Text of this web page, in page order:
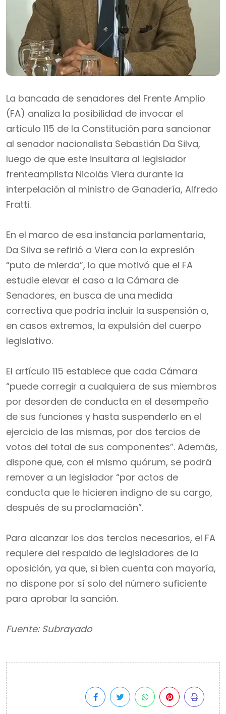
La bancada de senadores del Frente Amplio
(FA) analiza la posibilidad de invocar el
artículo 115 de la Constitución para sancionar
al senador nacionalista Sebastián Da Silva,
luego de que este insultara al legislador
frenteamplista Nicolás Viera durante la
interpelación al ministro de Ganadería, Alfredo
Fratti.
En el marco de esa instancia parlamentaria,
Da Silva se refirió a Viera con la expresión
“puto de mierda”, lo que motivó que el FA
estudie elevar el caso a la Cámara de
Senadores, en busca de una medida
correctiva que podría incluir la suspensión o,
en casos extremos, la expulsión del cuerpo
legislativo.
El artículo 115 establece que cada Cámara
“puede corregir a cualquiera de sus miembros
por desorden de conducta en el desempeño
de sus funciones y hasta suspenderlo en el
ejercicio de las mismas, por dos tercios de
votos del total de sus componentes”. Además,
dispone que, con el mismo quórum, se podrá
remover a un legislador “por actos de
conducta que le hicieren indigno de su cargo,
después de su proclamación”.
Para alcanzar los dos tercios necesarios, el FA
requiere del respaldo de legisladores de la
oposición, ya que, si bien cuenta con mayoría,
no dispone por sí solo del número suficiente
para aprobar la sanción.
Fuente: Subrayado